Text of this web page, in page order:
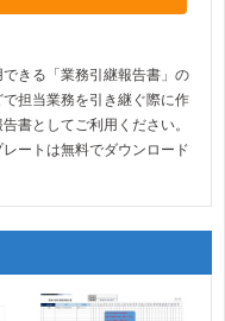
きる「業務引継報告書」の
担当業務を引き継ぐ際に作
書としてご利用ください。
ートは無料でダウンロード